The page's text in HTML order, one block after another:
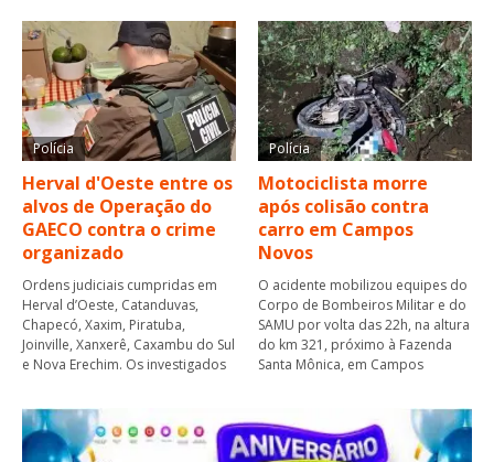
Polícia
Herval d'Oeste entre os
alvos de Operação do
GAECO contra o crime
organizado
Ordens judiciais cumpridas em
Herval d’Oeste, Catanduvas,
Chapecó, Xaxim, Piratuba,
Joinville, Xanxerê, Caxambu do Sul
e Nova Erechim. Os investigados
Polícia
Motociclista morre
após colisão contra
carro em Campos
Novos
O acidente mobilizou equipes do
Corpo de Bombeiros Militar e do
SAMU por volta das 22h, na altura
do km 321, próximo à Fazenda
Santa Mônica, em Campos